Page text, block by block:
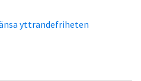
yttrandefriheten